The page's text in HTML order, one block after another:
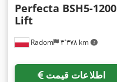
Radom ۳٬۳۷۸ km
Perfecta BSH5-1200
Lift
اطلاعات قیمت